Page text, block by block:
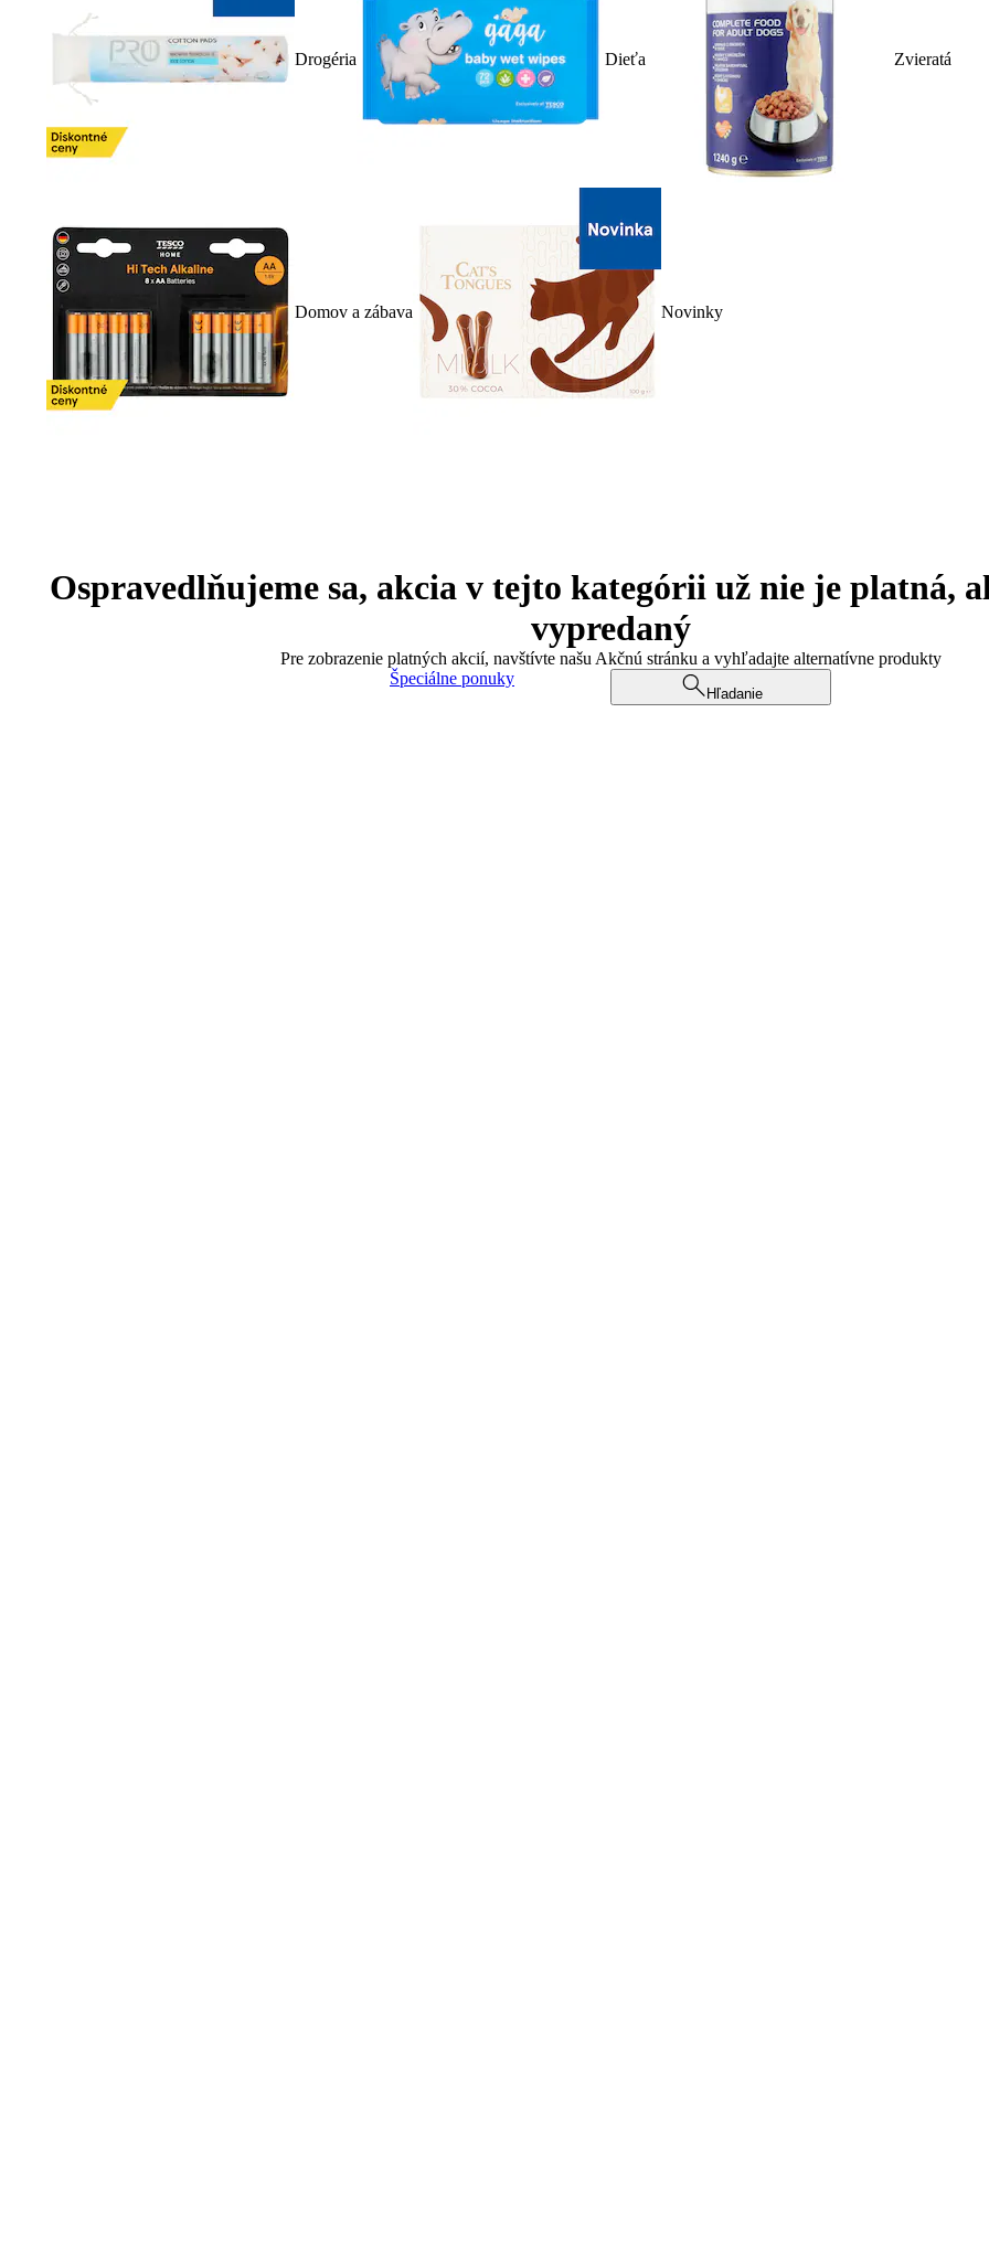
Drogéria Dieťa Zvieratá
Domov a zábava Novinky
Ospravedlňujeme sa, akcia v tejto kategórii už nie je platná,
vypredaný
Pre zobrazenie platných akcií, navštívte našu Akčnú stránku a vyhľadajte alternatívne produkty
Špeciálne ponuky
Hľadanie